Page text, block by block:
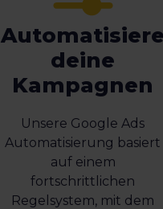
Automatisiere
deine
Kampagnen
Unsere Google Ads
Automatisierung basiert
auf einem
fortschrittlichen
Regelsystem, mit dem